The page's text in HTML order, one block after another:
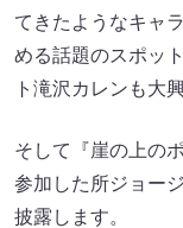
てきたようなキャ
める話題のスポッ
ト滝沢カレンも大
そして『崖の上の
参加した所ジョー
披露します。